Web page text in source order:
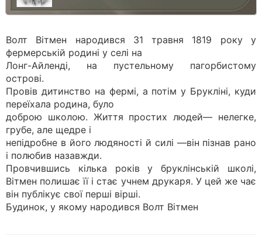
Волт Вітмен народився 31 травня 1819 року у
фермерській родині у селі на
Лонг-Айленді, на пустельному пагорбистому
острові.
Провів дитинство на фермі, а потім у Брукліні, куди
переїхала родина, було
доброю школою. Життя простих людей— нелегке,
грубе, але щедре і
непідробне в його людяності й силі —він пізнав рано
і полюбив назавжди.
Провчившись кілька років у бруклінській школі,
Вітмен полишає її і стає учнем друкаря. У цей же чає
він публікує свої перші вірші.
Будинок, у якому народився Волт Вітмен